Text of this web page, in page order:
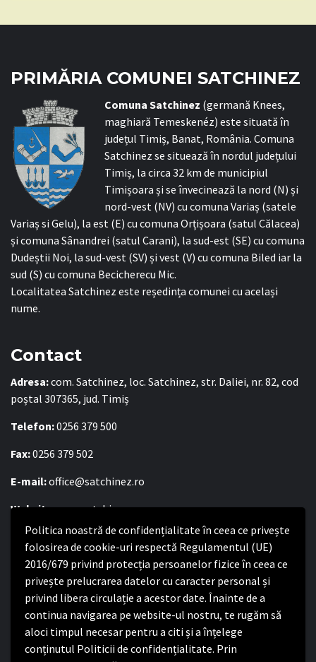
Politica noastră de confidențialitate în ceea ce privește
folosirea de cookie-uri respectă Regulamentul (UE)
2016/679 privind protecția persoanelor fizice în ceea ce
privește prelucrarea datelor cu caracter personal și
privind libera circulație a acestor date. Înainte de a
continua navigarea pe website-ul nostru, te rugăm să
aloci timpul necesar pentru a citi și a înțelege
conținutul Politicii de confidențialitate. Prin
PRIMĂRIA COMUNEI SATCHINEZ
Comuna Satchinez (germană Knees,
maghiară Temeskenéz) este situată în
județul Timiș, Banat, România. Comuna
Satchinez se situează în nordul județului
Timiș, la circa 32 km de municipiul
Timișoara și se învecinează la nord (N) și
nord-vest (NV) cu comuna Variaș (satele
Variaș si Gelu), la est (E) cu comuna Orțișoara (satul Călacea)
și comuna Sânandrei (satul Carani), la sud-est (SE) cu comuna
Dudeștii Noi, la sud-vest (SV) și vest (V) cu comuna Biled iar la
sud (S) cu comuna Becicherecu Mic.
Localitatea Satchinez este reședința comunei cu același
nume.
Contact
Adresa:com. Satchinez, loc. Satchinez, str. Daliei, nr. 82, cod
poștal 307365, jud. Timiș
Telefon:0256 379 500
Fax:0256 379 502
E-mail:office@satchinez.ro
Website:www.satchinez.ro
Program cu publicul:
Luni – Joi:8:00-16:30
Vineri:8:00 – 14:00
Politica de confidențialitate
Politica de confidențialitate